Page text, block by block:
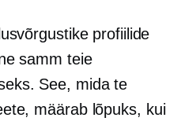
profiilide
samm teie
See, mida te
määrab lõpuks, kui